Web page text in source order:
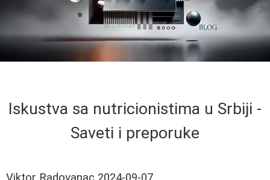
Iskustva sa nutricionistima u Srbiji -
Saveti i preporuke